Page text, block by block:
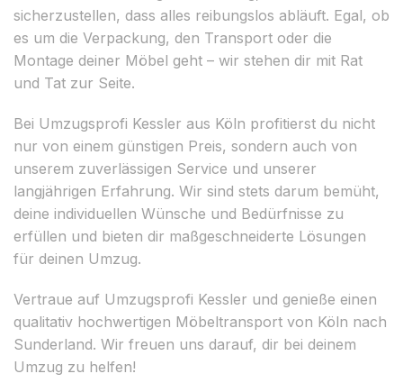
sicherzustellen, dass alles reibungslos abläuft. Egal, ob
es um die Verpackung, den Transport oder die
Montage deiner Möbel geht – wir stehen dir mit Rat
und Tat zur Seite.
Bei Umzugsprofi Kessler aus Köln profitierst du nicht
nur von einem günstigen Preis, sondern auch von
unserem zuverlässigen Service und unserer
langjährigen Erfahrung. Wir sind stets darum bemüht,
deine individuellen Wünsche und Bedürfnisse zu
erfüllen und bieten dir maßgeschneiderte Lösungen
für deinen Umzug.
Vertraue auf Umzugsprofi Kessler und genieße einen
qualitativ hochwertigen Möbeltransport von Köln nach
Sunderland. Wir freuen uns darauf, dir bei deinem
Umzug zu helfen!